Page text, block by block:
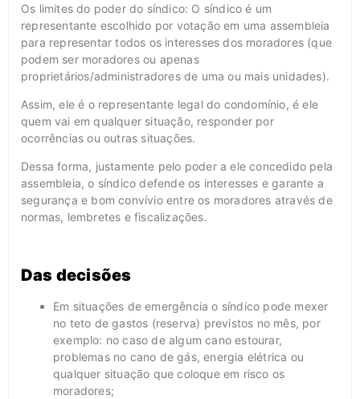
Os limites do poder do síndico: O síndico é um
representante escolhido por votação em uma assembleia
para representar todos os interesses dos moradores (que
podem ser moradores ou apenas
proprietários/administradores de uma ou mais unidades).
Assim, ele é o representante legal do condomínio, é ele
quem vai em qualquer situação, responder por
ocorrências ou outras situações.
Dessa forma, justamente pelo poder a ele concedido pela
assembleia, o síndico defende os interesses e garante a
segurança e bom convívio entre os moradores através de
normas, lembretes e fiscalizações.
Das decisões
Em situações de emergência o síndico pode mexer
no teto de gastos (reserva) previstos no mês, por
exemplo: no caso de algum cano estourar,
problemas no cano de gás, energia elétrica ou
qualquer situação que coloque em risco os
moradores;